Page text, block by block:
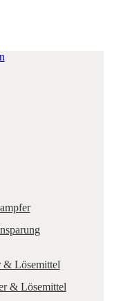
& Lösemittel
& Lösemittel